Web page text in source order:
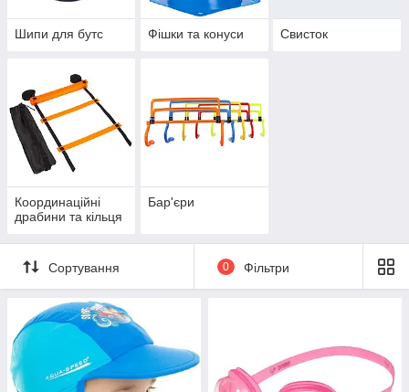
Шипи для бутс Фішки та конуси Свисток
Координаційні
драбини та кільця
Бар'єри
Сортування 0 Фільтри